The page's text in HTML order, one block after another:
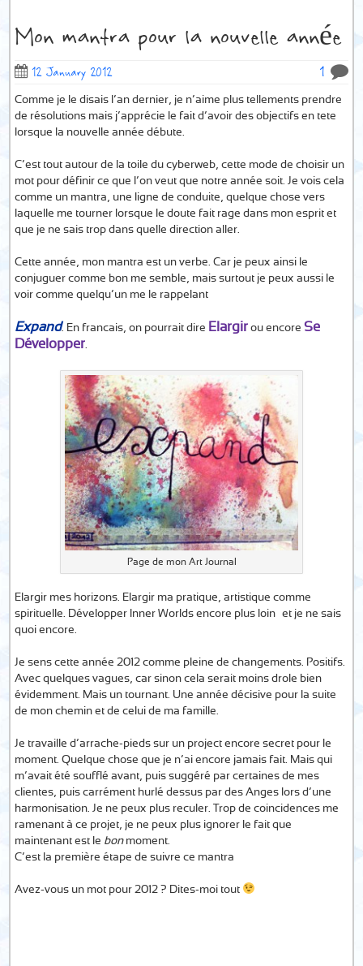
Mon mantra pour la nouvelle année
12 January 2012 1
Comme je le disais l’an dernier, je n’aime plus tellements prendre
de résolutions mais j’apprécie le fait d’avoir des objectifs en tete
lorsque la nouvelle année débute.
C’est tout autour de la toile du cyberweb, cette mode de choisir un
mot pour définir ce que l’on veut que notre année soit. Je vois cela
comme un mantra, une ligne de conduite, quelque chose vers
laquelle me tourner lorsque le doute fait rage dans mon esprit et
que je ne sais trop dans quelle direction aller.
Cette année, mon mantra est un verbe. Car je peux ainsi le
conjuguer comme bon me semble, mais surtout je peux aussi le
voir comme quelqu’un me le rappelant…
Expand. En francais, on pourrait dire Elargir ou encoreSe
Développer.
Page de mon Art Journal
Elargir mes horizons. Elargir ma pratique, artistique comme
spirituelle. Développer Inner Worlds encore plus loin… et je ne sais
quoi encore.
Je sens cette année 2012 comme pleine de changements. Positifs.
Avec quelques vagues, car sinon cela serait moins drole bien
évidemment. Mais un tournant. Une année décisive pour la suite
de mon chemin et de celui de ma famille.
Je travaille d’arrache-pieds sur un project encore secret pour le
moment. Quelque chose que je n’ai encore jamais fait. Mais qui
m’avait été soufflé avant, puis suggéré par certaines de mes
clientes, puis carrément hurlé dessus par des Anges lors d’une
harmonisation. Je ne peux plus reculer. Trop de coincidences me
ramenant à ce projet, je ne peux plus ignorer le fait que
maintenant est le bonmoment.
C’est la première étape de suivre ce mantra…
Avez-vous un mot pour 2012 ? Dites-moi tout